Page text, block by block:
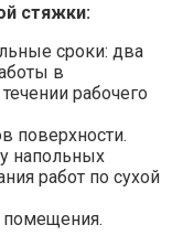
стяжки:
сроки: два
в
рабочего
поверхности.
напольных
работ по сухой
помещения.